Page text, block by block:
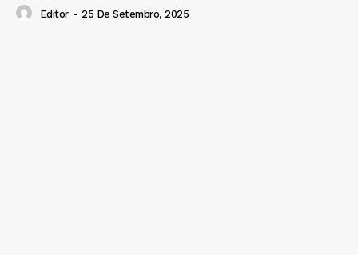
Editor - 25 De Setembro, 2025